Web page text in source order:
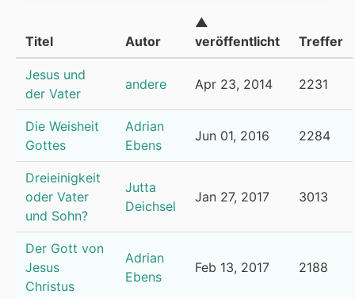
Titel Autor
▲
veröffentlicht
Treffer
Jesus und
der Vater
andere Apr 23, 2014 2231
Die Weisheit
Gottes
Adrian
Ebens
Jun 01, 2016 2284
Dreieinigkeit
oder Vater
und Sohn?
Jutta
Deichsel
Jan 27, 2017 3013
Der Gott von
Jesus
Christus
Adrian
Ebens
Feb 13, 2017 2188